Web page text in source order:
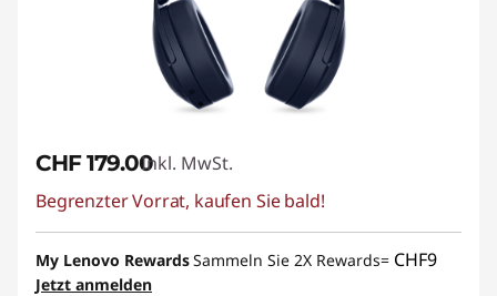
CHF 179.00Inkl. MwSt.
Begrenzter Vorrat, kaufen Sie bald!
My Lenovo RewardsSammeln Sie 2X Rewards= CHF9
Jetzt anmelden